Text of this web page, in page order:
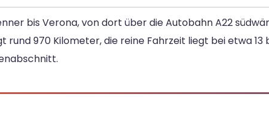
bis Verona, von dort über die Autobahn A22
970 Kilometer, die reine Fahrzeit liegt bei etwa 13